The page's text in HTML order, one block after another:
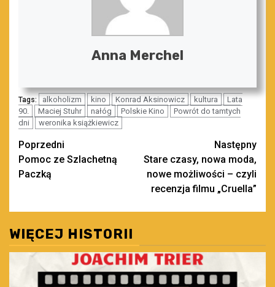
Anna Merchel
Tags: alkoholizm kino Konrad Aksinowicz kultura
Lata
90.
Maciej Stuhr nałóg Polskie Kino
Powrót do tamtych
dni
weronika książkiewicz
Zobacz
wpisy
Poprzedni
Pomoc ze Szlachetną
Paczką
Następny
Stare czasy, nowa moda,
nowe możliwości – czyli
recenzja filmu „Cruella”
WIĘCEJ HISTORII